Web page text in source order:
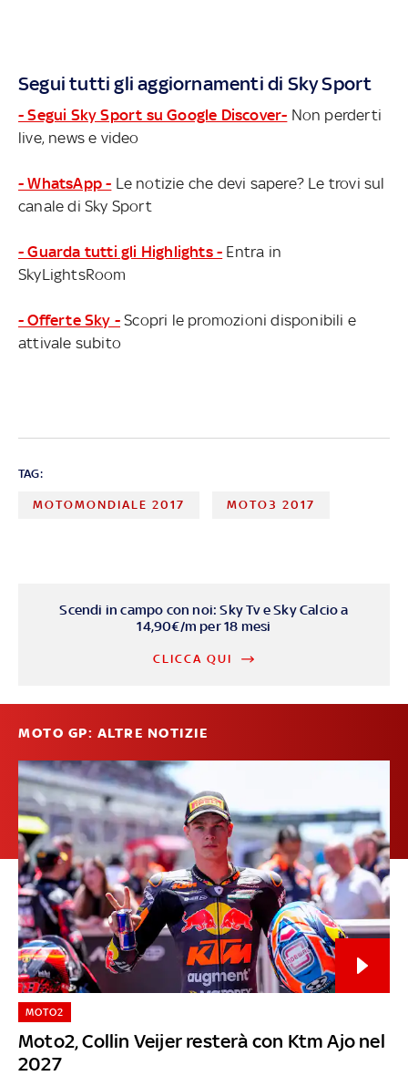
Segui tutti gli aggiornamenti di Sky Sport
- Segui Sky Sport su Google Discover- Non perderti
live, news e video
- WhatsApp - Le notizie che devi sapere? Le trovi sul
canale di Sky Sport
- Guarda tutti gli Highlights - Entra in
SkyLightsRoom
- Offerte Sky - Scopri le promozioni disponibili e
attivale subito
TAG:
MOTOMONDIALE 2017 MOTO3 2017
Scendi in campo con noi: Sky Tv e Sky Calcio a
14,90€/m per 18 mesi
CLICCA QUI
MOTO GP: ALTRE NOTIZIE
Moto2, Collin Veijer resterà con Ktm Ajo nel
2027
MOTO2